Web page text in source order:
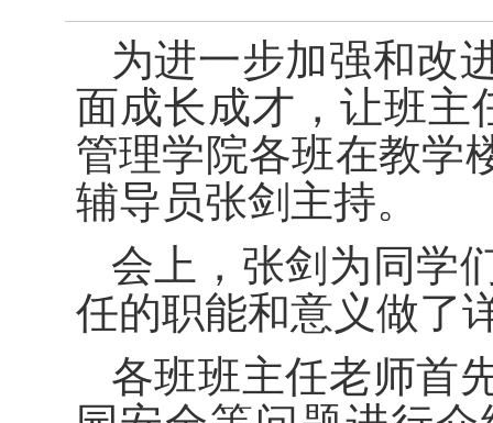
为进一步加强和改
面成长成才，让班主
管理学院各班在教学
辅导员张剑主持。
会上，张剑 为同学
任的职能和意义做了
各班班主任老师首